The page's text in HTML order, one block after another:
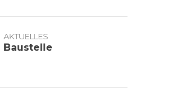
AKTUELLES
Baustelle